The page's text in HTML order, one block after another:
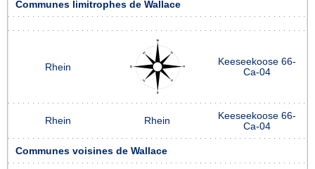
Communes limitrophes de Wallace
Rhein
Keeseekoose 66-
Ca-04
Rhein Rhein
Keeseekoose 66-
Ca-04
Communes voisines de Wallace